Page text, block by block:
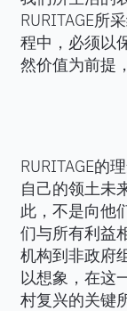
RURITAGE所
程中，必须以
然价值为前提
RURITAGE的
自己的领土未
此，不是向他
们与所有利益
机构到非政府
以想象，在这
村复兴的关键